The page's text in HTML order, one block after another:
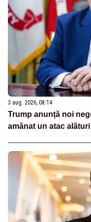
3 aug. 2026, 08:14
Trump anunță noi
amânat un atac alături